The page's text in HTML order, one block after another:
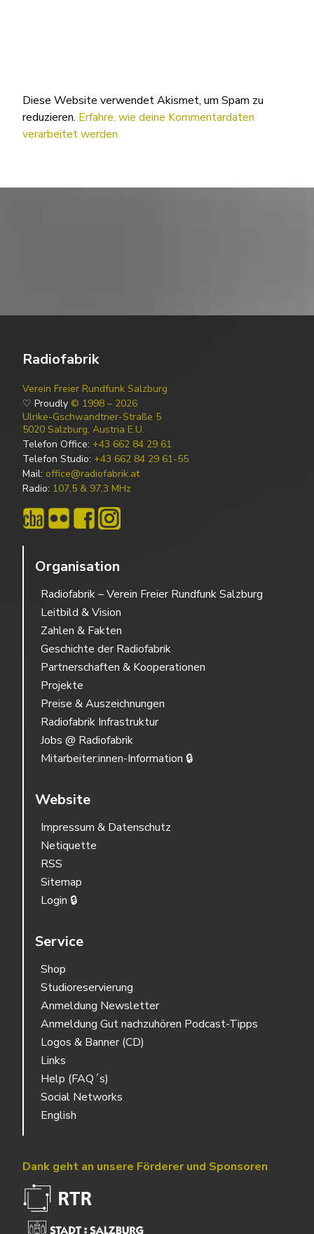
Diese Website verwendet Akismet, um Spam zu
reduzieren. Erfahre, wie deine Kommentardaten
verarbeitet werden.
Radiofabrik
Verein Freier Rundfunk Salzburg
♡ Proudly © 1998 – 2026
Ulrike-Gschwandtner-Straße 5
5020 Salzburg, Austria E.U.
Telefon Office: +43 662 84 29 61
Telefon Studio: +43 662 84 29 61-55
Mail: office@radiofabrik.at
Radio: 107,5 & 97,3 MHz
Organisation
Radiofabrik – Verein Freier Rundfunk Salzburg
Leitbild & Vision
Zahlen & Fakten
Geschichte der Radiofabrik
Partnerschaften & Kooperationen
Projekte
Preise & Auszeichnungen
Radiofabrik Infrastruktur
Jobs @ Radiofabrik
Mitarbeiter:innen-Information 🔒
Website
Impressum & Datenschutz
Netiquette
RSS
Sitemap
Login 🔒
Service
Shop
Studioreservierung
Anmeldung Newsletter
Anmeldung Gut nachzuhören Podcast-Tipps
Logos & Banner (CD)
Links
Help (FAQ´s)
Social Networks
English
Dank geht an unsere Förderer und Sponsoren